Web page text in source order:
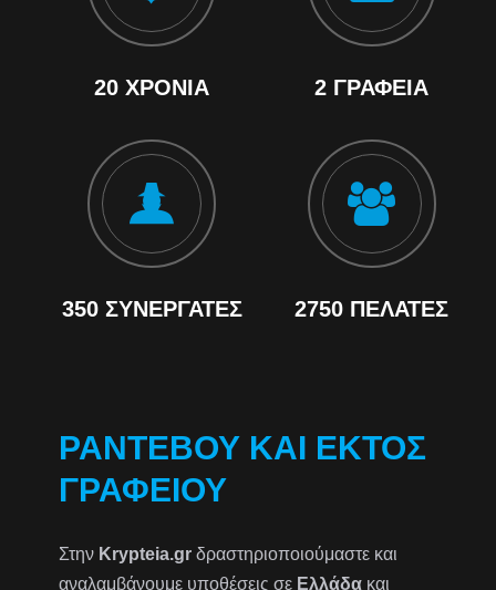
20 ΧΡΌΝΙΑ 2 ΓΡΑΦΕΊΑ
350 ΣΥΝΕΡΓΆΤΕΣ 2750 ΠΕΛΆΤΕΣ
ΡΑΝΤΕΒΟΎ ΚΑΙ ΕΚΤΌΣ
ΓΡΑΦΕΊΟΥ
Στην Krypteia.gr δραστηριοποιούμαστε και
αναλαμβάνουμε υποθέσεις σε Ελλάδα και